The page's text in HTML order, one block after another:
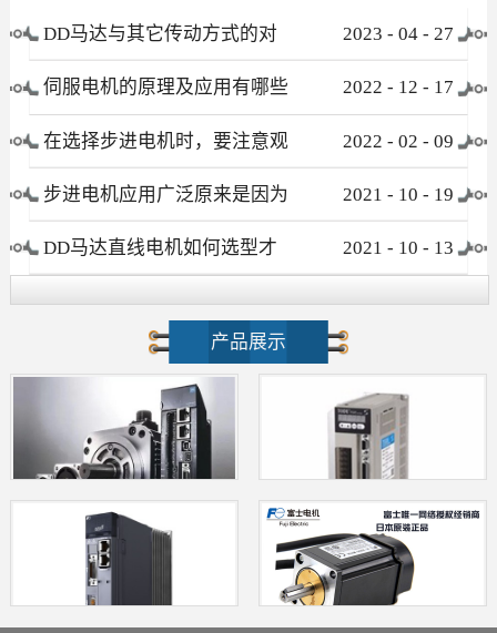
DD马达与其它传动方式的对
比
2023 - 04 - 27
伺服电机的原理及应用有哪些 2022 - 12 - 17
在选择步进电机时，要注意观
察这些要素
2022 - 02 - 09
步进电机应用广泛原来是因为
这个优点！
2021 - 10 - 19
DD马达直线电机如何选型才
不会被忽悠?
2021 - 10 - 13
产品展示